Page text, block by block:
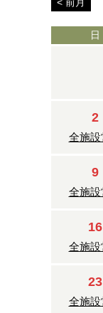
日
2
全施設
9
全施設
16
全施設
23
全施設